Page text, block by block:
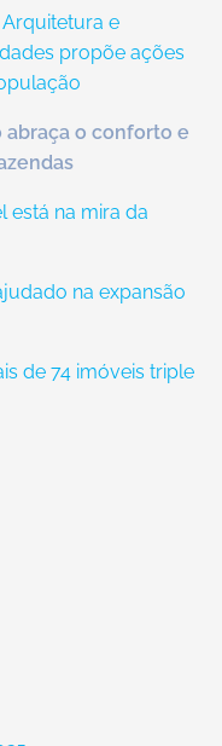
e
propõe ações
o conforto e
está na mira da
na expansão
de 74 imóveis triple